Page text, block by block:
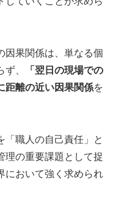
因果関係は、単なる個
、
「翌日の現場での
距離の近い因果関係を
「職人の自己責任」と
理の重要課題として捉
において強く求められ